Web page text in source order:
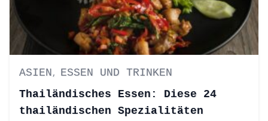
ASIEN , ESSEN UND TRINKEN
Thailändisches Essen: Diese 24
thailändischen Spezialitäten